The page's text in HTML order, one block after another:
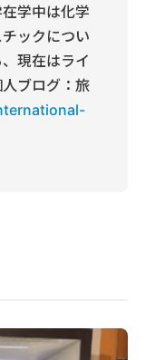
学中は化学
ックについ
現在はライ
ブログ：旅